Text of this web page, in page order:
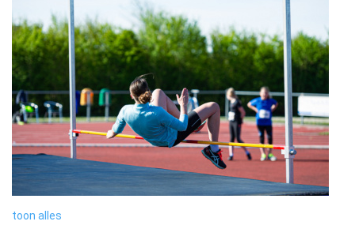
toon alles